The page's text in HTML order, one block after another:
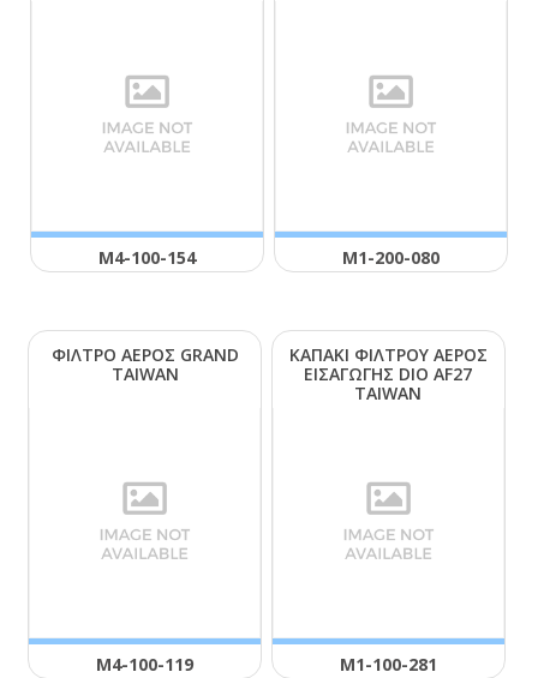
Μ4-100-154 Μ1-200-080
ΦΙΛΤΡΟ ΑΕΡΟΣ GRΑΝD
ΤΑΙWΑΝ
Μ4-100-119
ΚΑΠΑΚΙ ΦΙΛΤΡΟΥ ΑΕΡΟΣ
ΕΙΣΑΓΩΓΗΣ DΙΟ ΑF27
ΤΑΙWΑΝ
Μ1-100-281